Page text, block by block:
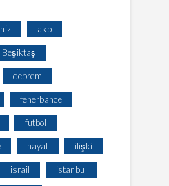
akp
Beşiktaş
deprem
fenerbahce
futbol
hayat ilişki
israil istanbul